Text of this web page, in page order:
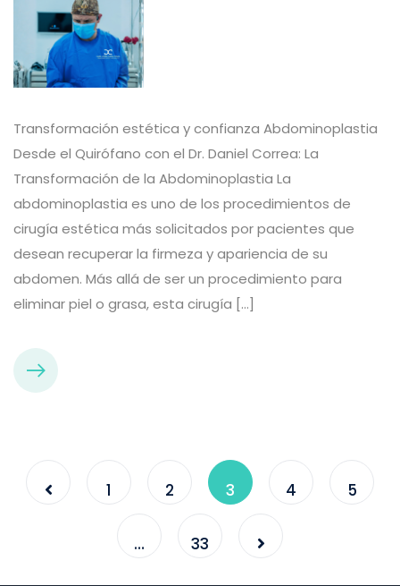
Transformación estética y confianza Abdominoplastia
Desde el Quirófano con el Dr. Daniel Correa: La
Transformación de la Abdominoplastia La
abdominoplastia es uno de los procedimientos de
cirugía estética más solicitados por pacientes que
desean recuperar la firmeza y apariencia de su
abdomen. Más allá de ser un procedimiento para
eliminar piel o grasa, esta cirugía […]
1 2 3 4 5
… 33